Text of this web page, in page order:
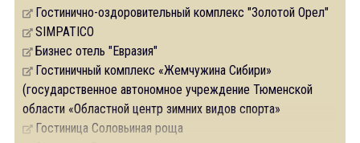
Гостинично-оздоровительный комплекс "Золотой Орел"
SIMPATICO
Бизнес отель "Евразия"
Гостиничный комплекс «Жемчужина Сибири»
(государственное автономное учреждение Тюменской
области «Областной центр зимних видов спорта»
Гостиница Соловьиная роща